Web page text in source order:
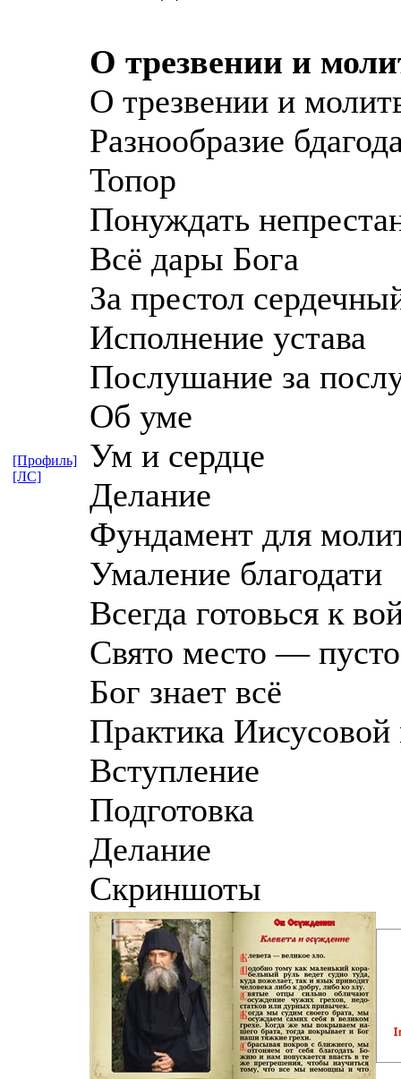
О трезвении и
О трезвении и
Разнообразие
Топор
Понуждать
Всё дары Бога
За престол
Исполнение устава
Послушание за
Об уме
Ум и сердце
Делание
Фундамент для
Умаление благодати
Всегда готовься к
Свято место —
Бог знает всё
Практика
Вступление
Подготовка
Делание
Скриншоты
[Профиль]
[ЛС]